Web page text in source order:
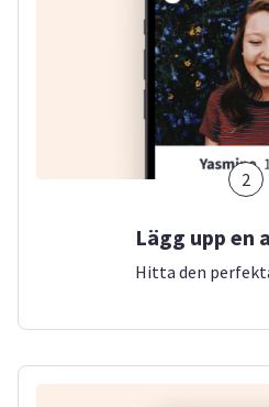
2
Lägg upp en
Hitta den